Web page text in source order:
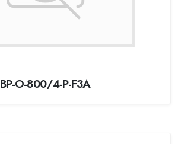
BP-O-800/4-P-F3A